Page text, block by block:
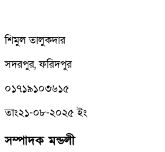
শিমুল তালুকদার
সদরপুর, ফরিদপুর
০১৭১৯১০৩৬১৫
তাং২১-০৮-২০২৫ ইং
সম্পাদক মন্ডলী